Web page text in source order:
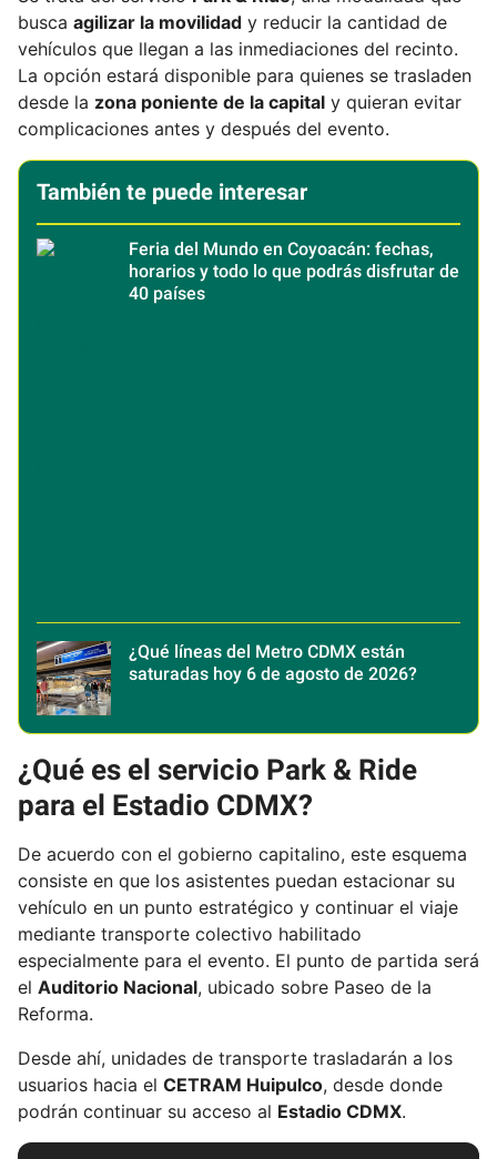
busca agilizar la movilidad y reducir la cantidad de
vehículos que llegan a las inmediaciones del recinto.
La opción estará disponible para quienes se trasladen
desde la zona poniente de la capital y quieran evitar
complicaciones antes y después del evento.
También te puede interesar
Feria del Mundo en Coyoacán: fechas,
horarios y todo lo que podrás disfrutar de
40 países
¿Qué líneas del Metro CDMX están
saturadas hoy 6 de agosto de 2026?
¿Qué es el servicio Park & Ride
para el Estadio CDMX?
De acuerdo con el gobierno capitalino, este esquema
consiste en que los asistentes puedan estacionar su
vehículo en un punto estratégico y continuar el viaje
mediante transporte colectivo habilitado
especialmente para el evento. El punto de partida será
el Auditorio Nacional, ubicado sobre Paseo de la
Reforma.
Desde ahí, unidades de transporte trasladarán a los
usuarios hacia el CETRAM Huipulco, desde donde
podrán continuar su acceso al Estadio CDMX.